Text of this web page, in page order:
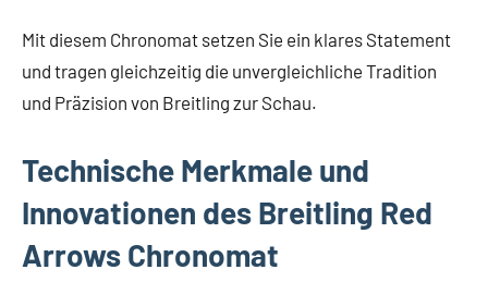
Mit diesem Chronomat setzen Sie ein klares Statement
und tragen gleichzeitig die unvergleichliche Tradition
und Präzision von Breitling zur Schau.
Technische Merkmale und
Innovationen des Breitling Red
Arrows Chronomat